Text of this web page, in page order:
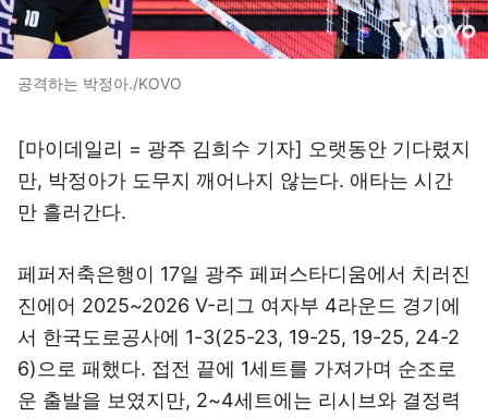
공격하는 박정아./KOVO
[마이데일리 = 광주 김희수 기자] 오랫동안 기다렸지
만, 박정아가 도무지 깨어나지 않는다. 애타는 시간
만 흘러간다.
페퍼저축은행이 17일 광주 페퍼스타디움에서 치러진
진에어 2025~2026 V-리그 여자부 4라운드 경기에
서 한국도로공사에 1-3(25-23, 19-25, 19-25, 24-2
6)으로 패했다. 접전 끝에 1세트를 가져가며 순조로
운 출발을 보였지만, 2~4세트에는 리시브와 결정력